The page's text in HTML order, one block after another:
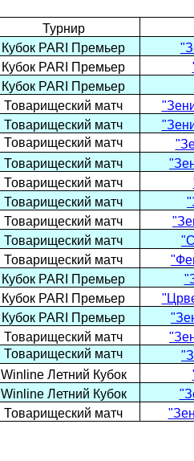
Турнир
Кубок PARI Премьер
Кубок PARI Премьер
Кубок PARI Премьер
Товарищеский матч
Товарищеский матч
Товарищеский матч
Товарищеский матч
Товарищеский матч
Товарищеский матч
Товарищеский матч
Товарищеский матч
Товарищеский матч
Кубок PARI Премьер
Кубок PARI Премьер
Кубок PARI Премьер
Товарищеский матч
Товарищеский матч
Winline Летний Кубок
Winline Летний Кубок
Товарищеский матч